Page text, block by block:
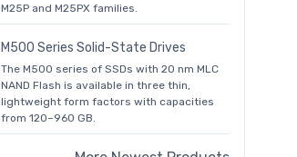
M25P and M25PX families.
M500 Series Solid-State Drives
The M500 series of SSDs with 20 nm MLC
NAND Flash is available in three thin,
lightweight form factors with capacities
from 120–960 GB.